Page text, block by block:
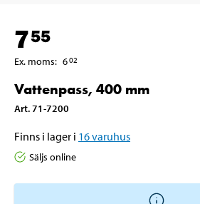
755
Ex. moms: 602
Vattenpass, 400 mm
Art.71-7200
Finns i lager i 16varuhus
Säljs online